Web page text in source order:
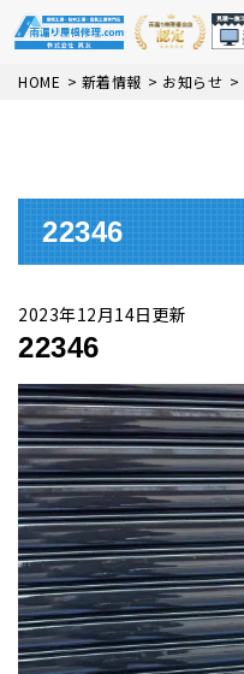
SkipHOME > 新着情報 > お知らせ >
22346
2023年12月14日更新
22346